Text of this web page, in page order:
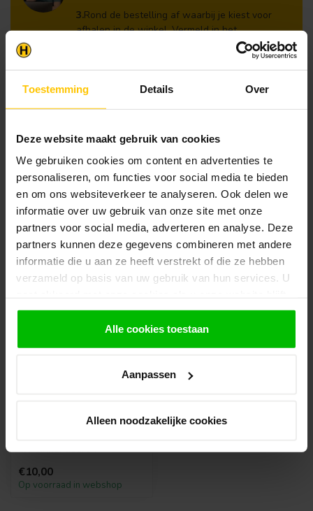
Toestemming Details Over
Deze website maakt gebruik van cookies
We gebruiken cookies om content en advertenties te
personaliseren, om functies voor social media te bieden
en om ons websiteverkeer te analyseren. Ook delen we
informatie over uw gebruik van onze site met onze
partners voor social media, adverteren en analyse. Deze
partners kunnen deze gegevens combineren met andere
informatie die u aan ze heeft verstrekt of die ze hebben
verzameld op basis van uw gebruik van hun services. U
gebruiken.
Alle cookies toestaan
Aanpassen
Alleen noodzakelijke cookies
3.Rond de bestelling af waarbij je kiest voor
afhalen in de winkel. Vermeld in het
opmerkingen veld de gewenste afhaaldatum.
Let op!
Je krijgt van ons bericht wanneer jouw
onze leverancier. Dit doen wij alleen wanneer
uw bestelling vooraf per iDeal voldaan is.
Recent bekeken
binnendeuren
tbv binnendeuren
€10,00
Op voorraad in webshop